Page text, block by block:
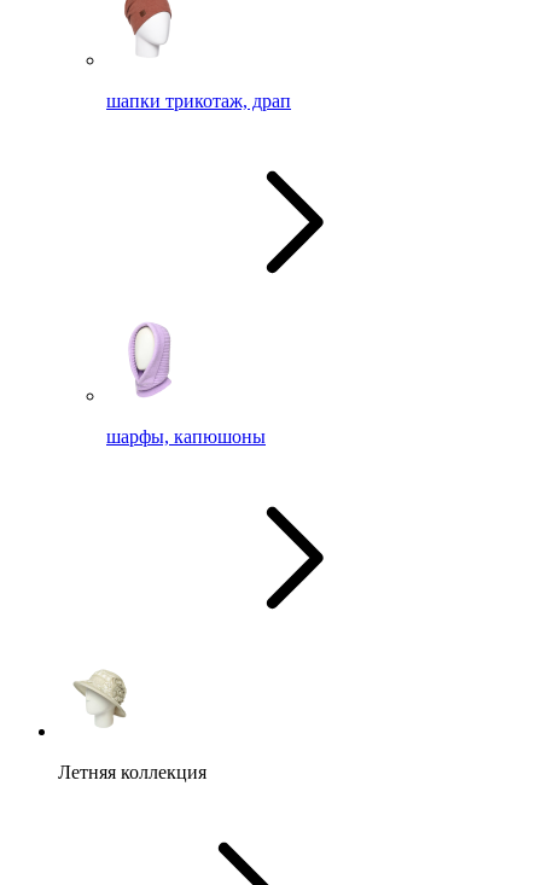
шапки трикотаж, драп
шарфы, капюшоны
Летняя коллекция